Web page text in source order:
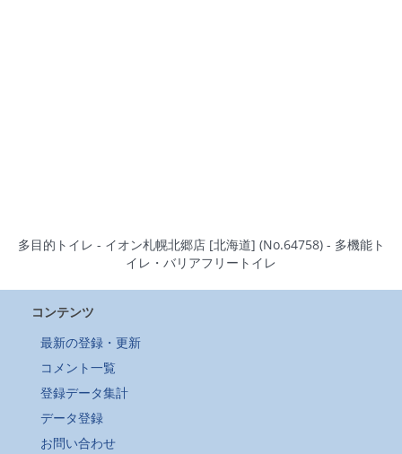
多目的トイレ - イオン札幌北郷店 [北海道] (No.64758) - 多機能ト
イレ・バリアフリートイレ
コンテンツ
最新の登録・更新
コメント一覧
登録データ集計
データ登録
お問い合わせ